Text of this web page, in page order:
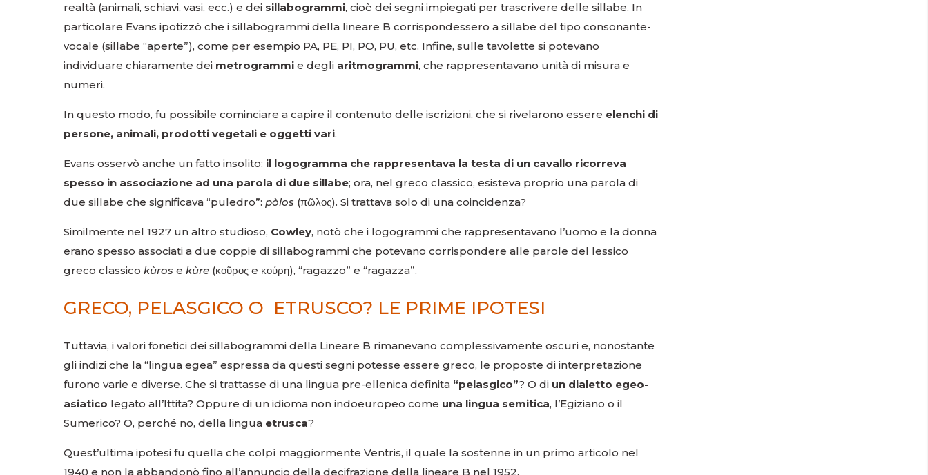
realtà (animali, schiavi, vasi, ecc.) e dei sillabogrammi, cioè dei segni impiegati per trascrivere delle sillabe. In
particolare Evans ipotizzò che i sillabogrammi della lineare B corrispondessero a sillabe del tipo consonante-
vocale (sillabe “aperte”), come per esempio PA, PE, PI, PO, PU, etc. Infine, sulle tavolette si potevano
individuare chiaramente dei metrogrammi e degli aritmogrammi, che rappresentavano unità di misura e
numeri.
In questo modo, fu possibile cominciare a capire il contenuto delle iscrizioni, che si rivelarono essere elenchi di
persone, animali, prodotti vegetali e oggetti vari.
Evans osservò anche un fatto insolito: il logogramma che rappresentava la testa di un cavallo ricorreva
spesso in associazione ad una parola di due sillabe; ora, nel greco classico, esisteva proprio una parola di
due sillabe che significava “puledro”: pòlos (πῶλος). Si trattava solo di una coincidenza?
Similmente nel 1927 un altro studioso, Cowley, notò che i logogrammi che rappresentavano l’uomo e la donna
erano spesso associati a due coppie di sillabogrammi che potevano corrispondere alle parole del lessico
greco classico kùros e kùre (κοῦρος e κούρη), “ragazzo” e “ragazza”.
GRECO, PELASGICO O ETRUSCO? LE PRIME IPOTESI
Tuttavia, i valori fonetici dei sillabogrammi della Lineare B rimanevano complessivamente oscuri e, nonostante
gli indizi che la “lingua egea” espressa da questi segni potesse essere greco, le proposte di interpretazione
furono varie e diverse. Che si trattasse di una lingua pre-ellenica definita “pelasgico”? O di un dialetto egeo-
asiatico legato all’Ittita? Oppure di un idioma non indoeuropeo come una lingua semitica, l’Egiziano o il
Sumerico? O, perché no, della lingua etrusca?
Quest’ultima ipotesi fu quella che colpì maggiormente Ventris, il quale la sostenne in un primo articolo nel
1940 e non la abbandonò fino all’annuncio della decifrazione della lineare B nel 1952.